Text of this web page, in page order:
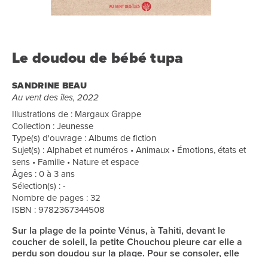
Le doudou de bébé tupa
SANDRINE BEAU
Au vent des îles, 2022
Illustrations de : Margaux Grappe
Collection : Jeunesse
Type(s) d'ouvrage : Albums de fiction
Sujet(s) : Alphabet et numéros • Animaux • Émotions, états et
sens • Famille • Nature et espace
Âges : 0 à 3 ans
Sélection(s) : -
Nombre de pages : 32
ISBN : 9782367344508
Sur la plage de la pointe Vénus, à Tahiti, devant le
coucher de soleil, la petite Chouchou pleure car elle a
perdu son doudou sur la plage. Pour se consoler, elle